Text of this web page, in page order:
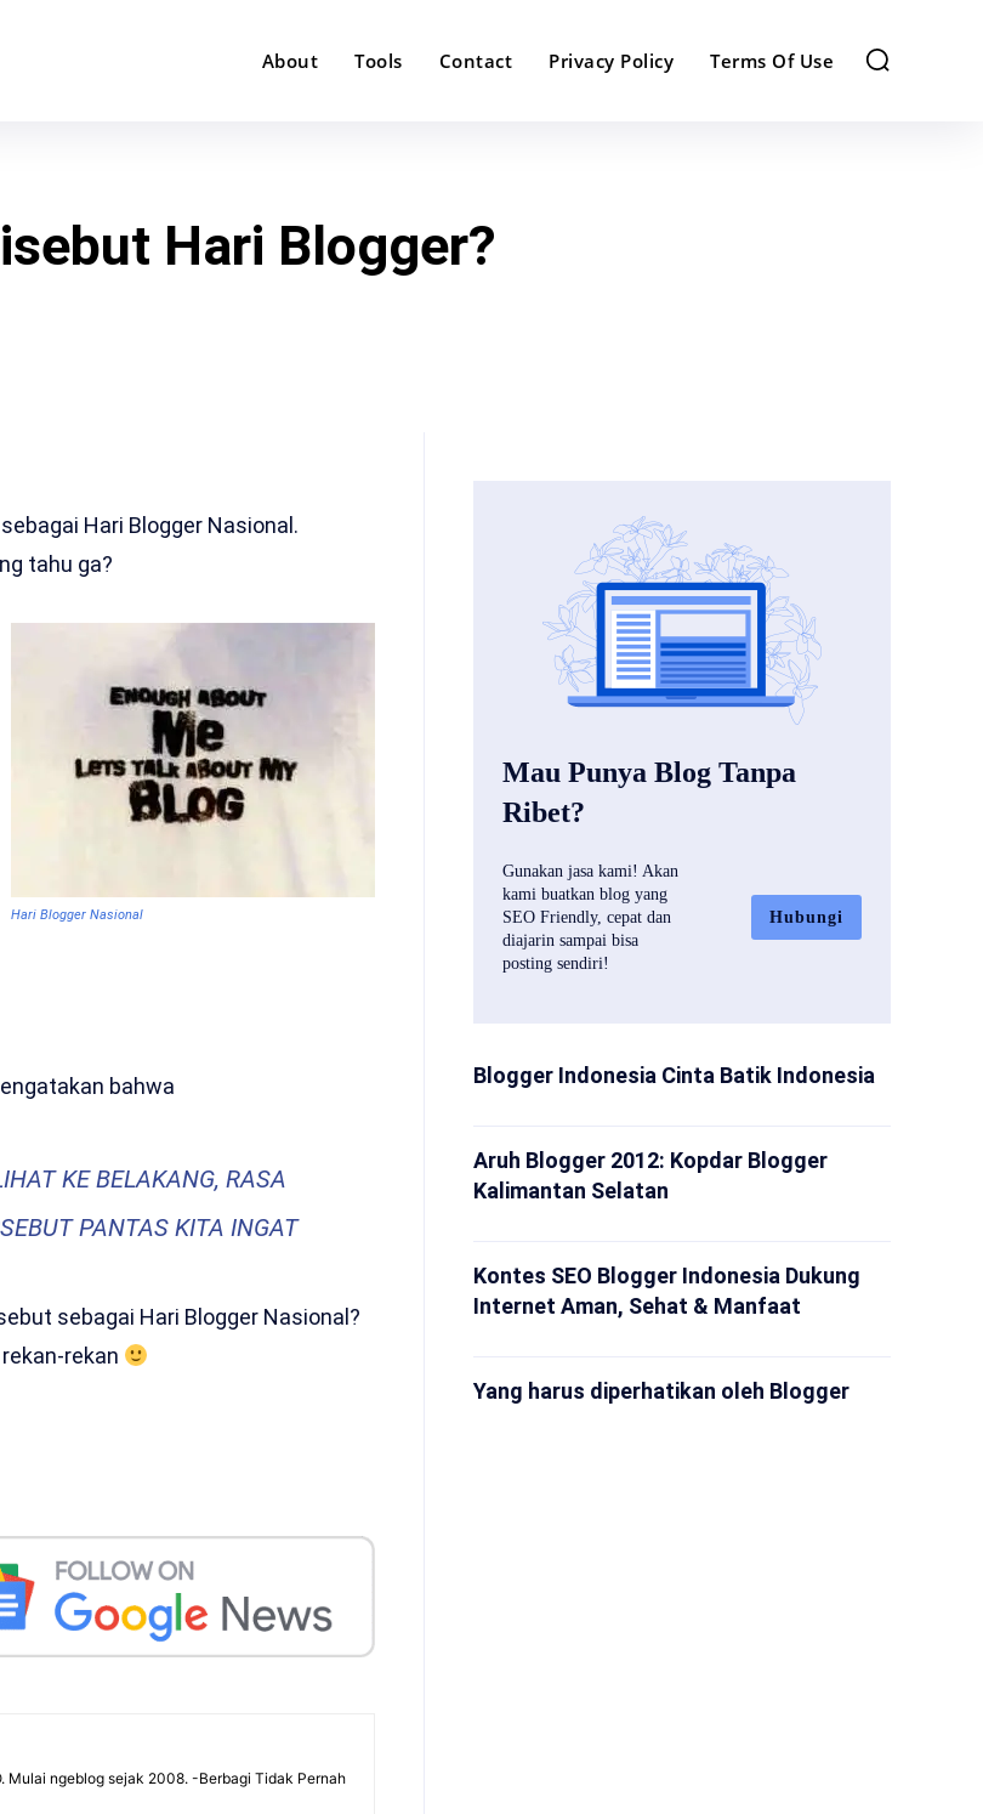
About Tools Contact Privacy Policy Terms Of Use
Hari Blogger?
Hari Blogger Nasional.
tahu ga?
Hari Blogger Nasional
bahwa
KE BELAKANG, RASA
PANTAS KITA INGAT
sebagai Hari Blogger Nasional?
rekan-rekan
Mulai ngeblog sejak 2008. -Berbagi Tidak Pernah
Mau Punya Blog Tanpa
Ribet?
Gunakan jasa kami! Akan
kami buatkan blog yang
SEO Friendly, cepat dan
diajarin sampai bisa
posting sendiri!
Hubungi
Blogger Indonesia Cinta Batik Indonesia
Aruh Blogger 2012: Kopdar Blogger
Kalimantan Selatan
Kontes SEO Blogger Indonesia Dukung
Internet Aman, Sehat & Manfaat
Yang harus diperhatikan oleh Blogger